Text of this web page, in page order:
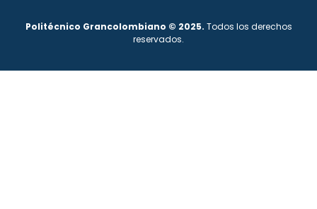
Politécnico Grancolombiano © 2025. Todos los derechos
reservados.